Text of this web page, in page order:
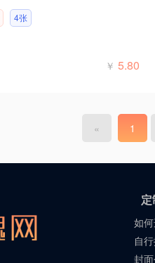
4张
￥ 5.80
« 1
如
自
封